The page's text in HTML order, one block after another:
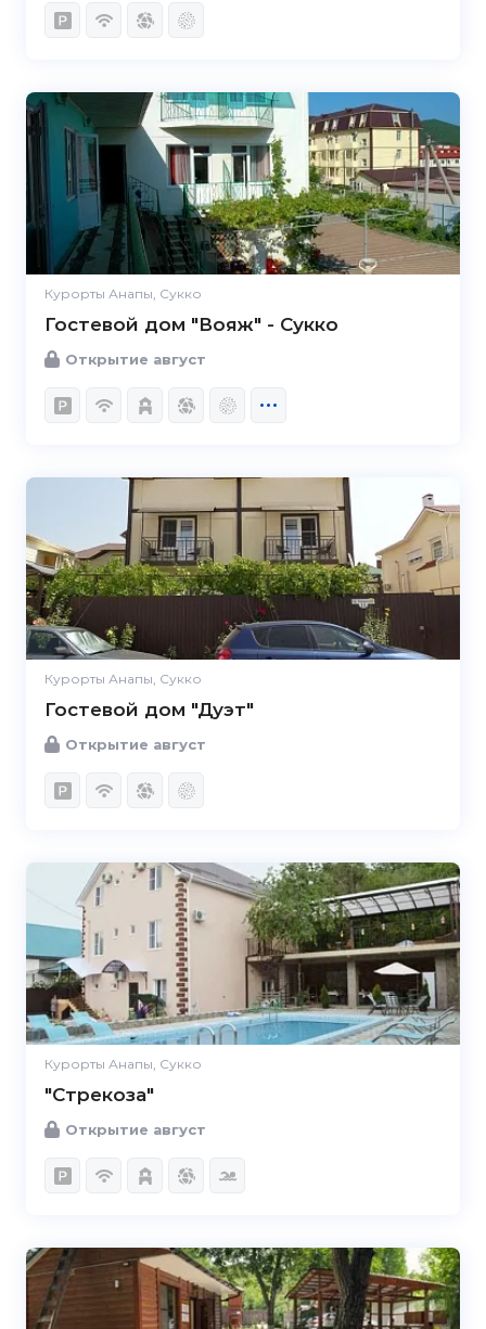
Курорты Анапы, Сукко
Гостевой дом "Вояж" - Сукко
Открытие август
Курорты Анапы, Сукко
Гостевой дом "Дуэт"
Открытие август
Курорты Анапы, Сукко
"Стрекоза"
Открытие август